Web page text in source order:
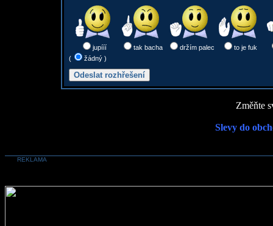
jupííí tak bacha držím palec
to je fuk
(
žádný )
Změňte
Slevy do
REKLAMA